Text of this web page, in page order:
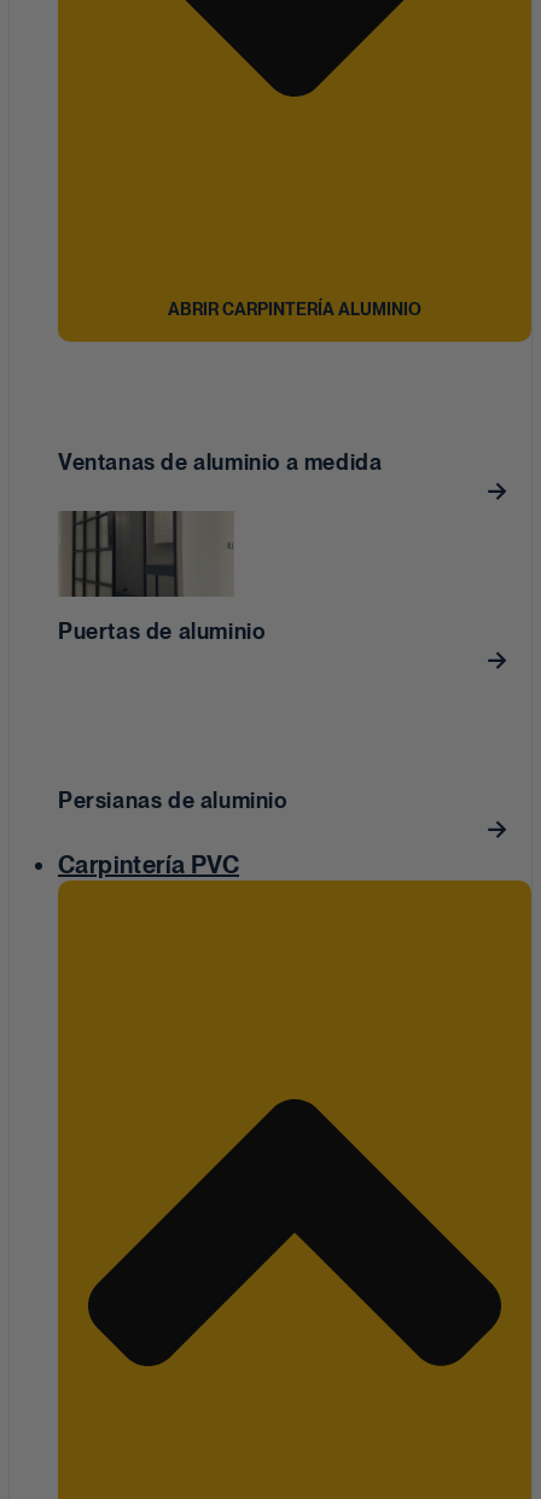
ABRIR CARPINTERÍA ALUMINIO
Ventanas de aluminio a medida
Puertas de aluminio
Persianas de aluminio
Carpintería PVC